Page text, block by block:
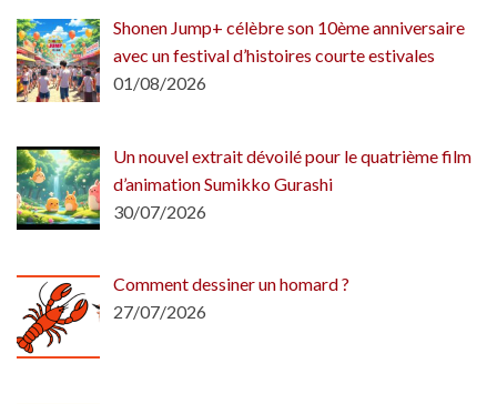
Shonen Jump+ célèbre son 10ème anniversaire
avec un festival d’histoires courte estivales
01/08/2026
Un nouvel extrait dévoilé pour le quatrième film
d’animation Sumikko Gurashi
30/07/2026
Comment dessiner un homard ?
27/07/2026